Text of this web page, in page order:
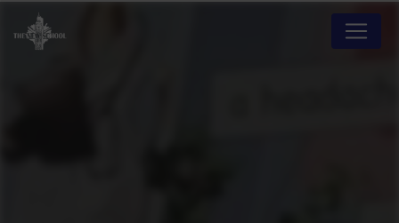
Panneau de gestion des cookies